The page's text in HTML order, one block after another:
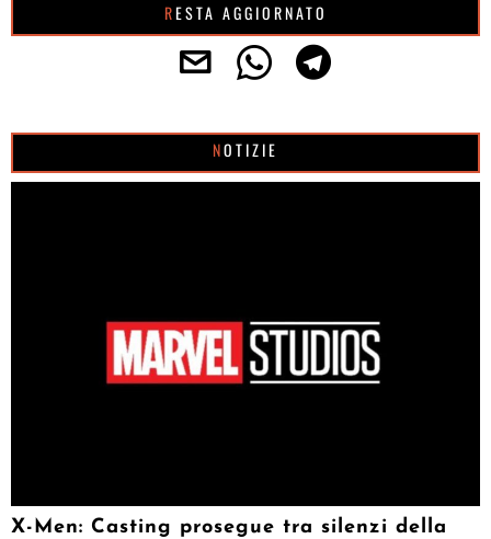
RESTA AGGIORNATO
NOTIZIE
X-Men: Casting prosegue tra silenzi della